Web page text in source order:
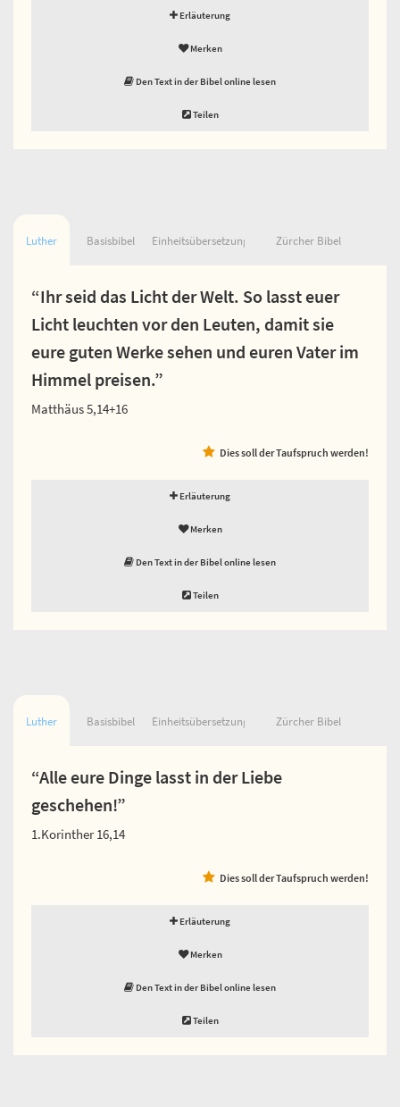
Erläuterung
Merken
Den Text in der Bibel online lesen
Teilen
Luther Basisbibel Einheitsübersetzung Zürcher Bibel
“Ihr seid das Licht der Welt. So lasst euer
Licht leuchten vor den Leuten, damit sie
eure guten Werke sehen und euren Vater im
Himmel preisen.”
Matthäus 5,14+16
Dies soll der Taufspruch werden!
Erläuterung
Merken
Den Text in der Bibel online lesen
Teilen
Luther Basisbibel Einheitsübersetzung Zürcher Bibel
“Alle eure Dinge lasst in der Liebe
geschehen!”
1.Korinther 16,14
Dies soll der Taufspruch werden!
Erläuterung
Merken
Den Text in der Bibel online lesen
Teilen